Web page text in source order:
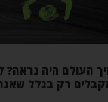
העולם היה
רק בגלל